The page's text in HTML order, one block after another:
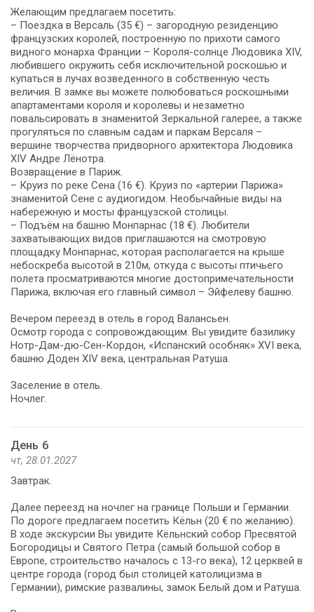
Желающим предлагаем посетить:
– Поездка в Версаль (35 €) – загородную резиденцию
французских королей, построенную по прихоти самого
видного монарха Франции – Короля-солнце Людовика XIV,
любившего окружить себя исключительной роскошью и
купаться в лучах возведенного в собственную честь
величия. В замке вы можете полюбоваться роскошными
апартаментами короля и королевы и незаметно
повальсировать в знаменитой Зеркальной галерее, а также
прогуляться по славным садам и паркам Версаля –
вершине творчества придворного архитектора Людовика
XIV Андре Лёнотра.
Возвращение в Париж.
– Круиз по реке Сена (16 €). Круиз по «артерии Парижа»
знаменитой Сене с аудиогидом. Необычайные виды на
набережную и мосты французской столицы.
– Подъём на башню Монпарнас (18 €). Любители
захватывающих видов приглашаются на смотровую
площадку Монпарнас, которая располагается на крыше
небоскреба высотой в 210м, откуда с высоты птичьего
полета просматриваются многие достопримечательности
Парижа, включая его главный символ – Эйфелеву башню.
Вечером переезд в отель в город Валансьен.
Осмотр города с сопровождающим. Вы увидите базилику
Нотр-Дам-дю-Сен-Кордон, «Испанский особняк» XVI века,
башню Доден XIV века, центральная Ратуша.
Заселение в отель.
Ночлег.
День 6
чт, 28.01.2027
Завтрак.
Далее переезд на ночлег на границе Польши и Германии.
По дороге предлагаем посетить Кёльн (20 € по желанию).
В ходе экскурсии Вы увидите Кёльнский собор Пресвятой
Богородицы и Святого Петра (самый большой собор в
Европе, строительство началось с 13-го века), 12 церквей в
центре города (город был столицей католицизма в
Германии), римские развалины, замок Белый дом и Ратуша.